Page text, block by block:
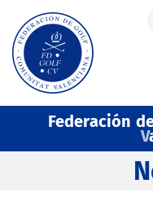
Federación
V